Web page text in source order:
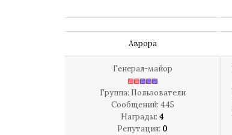
Аврора
Генерал-майор
Группа: Пользователи
Сообщений: 445
Награды: 4
Репутация: 0